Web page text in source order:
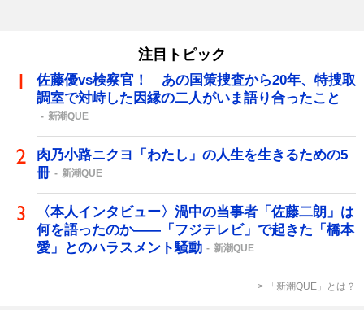
注目トピック
佐藤優vs検察官！ あの国策捜査から20年、特捜取
調室で対峙した因縁の二人がいま語り合ったこと
新潮QUE
肉乃小路ニクヨ「わたし」の人生を生きるための5
冊
新潮QUE
〈本人インタビュー〉渦中の当事者「佐藤二朗」は
何を語ったのか――「フジテレビ」で起きた「橋本
愛」とのハラスメント騒動
新潮QUE
「新潮QUE」とは？